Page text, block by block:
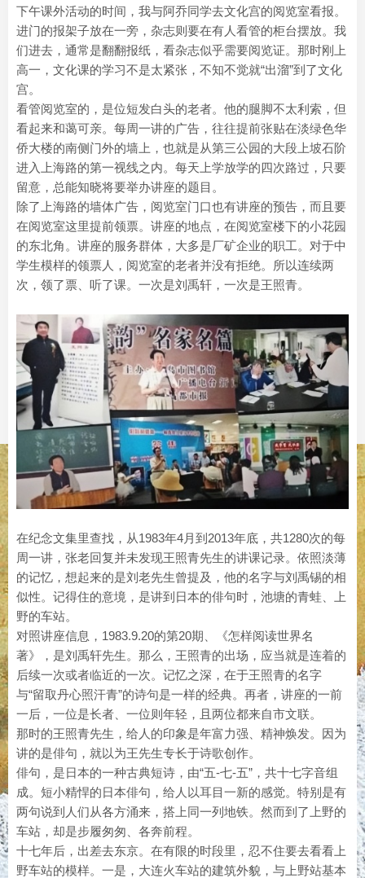
下午课外活动的时间，我与阿乔同学去文化宫的阅览室看报。
进门的报架子放在一旁，杂志则要在有人看管的柜台摆放。我
们进去，通常是翻翻报纸，看杂志似乎需要阅览证。那时刚上
高一，文化课的学习不是太紧张，不知不觉就“出溜”到了文化
宫。
看管阅览室的，是位短发白头的老者。他的腿脚不太利索，但
看起来和蔼可亲。每周一讲的广告，往往提前张贴在淡绿色华
侨大楼的南侧门外的墙上，也就是从第三公园的大段上坡石阶
进入上海路的第一视线之内。每天上学放学的四次路过，只要
留意，总能知晓将要举办讲座的题目。
除了上海路的墙体广告，阅览室门口也有讲座的预告，而且要
在阅览室这里提前领票。讲座的地点，在阅览室楼下的小花园
的东北角。讲座的服务群体，大多是厂矿企业的职工。对于中
学生模样的领票人，阅览室的老者并没有拒绝。所以连续两
次，领了票、听了课。一次是刘禹轩，一次是王照青。
在纪念文集里查找，从1983年4月到2013年底，共1280次的每
周一讲，张老回复并未发现王照青先生的讲课记录。依照淡薄
的记忆，想起来的是刘老先生曾提及，他的名字与刘禹锡的相
似性。记得住的意境，是讲到日本的俳句时，池塘的青蛙、上
野的车站。
对照讲座信息，1983.9.20的第20期、《怎样阅读世界名
著》，是刘禹轩先生。那么，王照青的出场，应当就是连着的
后续一次或者临近的一次。记忆之深，在于王照青的名字
与“留取丹心照汗青”的诗句是一样的经典。再者，讲座的一前
一后，一位是长者、一位则年轻，且两位都来自市文联。
那时的王照青先生，给人的印象是年富力强、精神焕发。因为
讲的是俳句，就以为王先生专长于诗歌创作。
俳句，是日本的一种古典短诗，由“五-七-五”，共十七字音组
成。短小精悍的日本俳句，给人以耳目一新的感觉。特别是有
两句说到人们从各方涌来，搭上同一列地铁。然而到了上野的
车站，却是步履匆匆、各奔前程。
十七年后，出差去东京。在有限的时段里，忍不住要去看看上
野车站的模样。一是，大连火车站的建筑外貌，与上野站基本